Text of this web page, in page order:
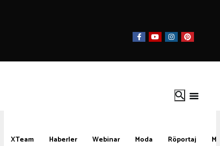
XTeam Haberler Webinar Moda Röportaj